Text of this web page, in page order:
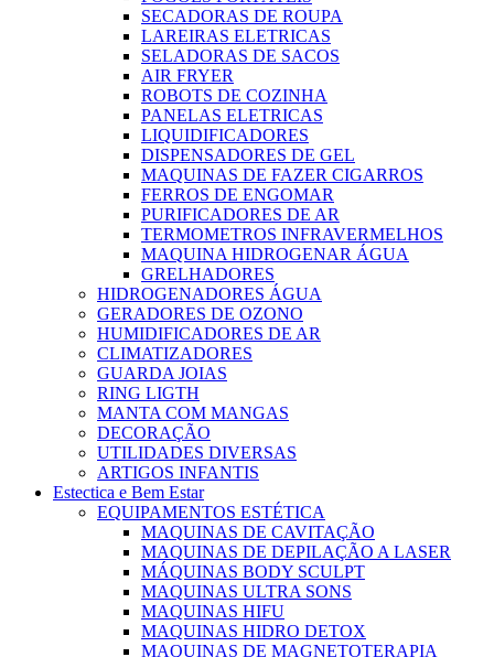
SECADORAS DE ROUPA
LAREIRAS ELETRICAS
SELADORAS DE SACOS
AIR FRYER
ROBOTS DE COZINHA
PANELAS ELETRICAS
LIQUIDIFICADORES
DISPENSADORES DE GEL
MAQUINAS DE FAZER CIGARROS
FERROS DE ENGOMAR
PURIFICADORES DE AR
TERMOMETROS INFRAVERMELHOS
MAQUINA HIDROGENAR ÁGUA
GRELHADORES
HIDROGENADORES ÁGUA
GERADORES DE OZONO
HUMIDIFICADORES DE AR
CLIMATIZADORES
GUARDA JOIAS
RING LIGTH
MANTA COM MANGAS
DECORAÇÃO
UTILIDADES DIVERSAS
ARTIGOS INFANTIS
Estectica e Bem Estar
EQUIPAMENTOS ESTÉTICA
MAQUINAS DE CAVITAÇÃO
MAQUINAS DE DEPILAÇÃO A LASER
MÁQUINAS BODY SCULPT
MAQUINAS ULTRA SONS
MAQUINAS HIFU
MAQUINAS HIDRO DETOX
MAQUINAS DE MAGNETOTERAPIA